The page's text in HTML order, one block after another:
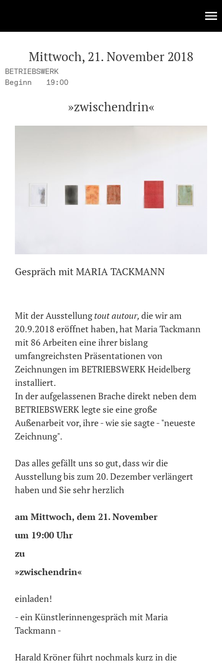
Mittwoch, 21. November 2018
BETRIEBSWERK
Beginn
19:00
»zwischendrin«
Gespräch mit MARIA TACKMANN
Mit der Ausstellungtout autour, die wir am
20.9.2018 eröffnet haben, hat Maria Tackmann
mit 86 Arbeiten eine ihrer bislang
umfangreichsten Präsentationen von
Zeichnungen im BETRIEBSWERK Heidelberg
installiert.
In der aufgelassenen Brache direkt neben dem
BETRIEBSWERK legte sie eine große
Außenarbeit vor, ihre - wie sie sagte - "neueste
Zeichnung".
Das alles gefällt uns so gut, dass wir die
Ausstellung bis zum 20. Dezember verlängert
haben und Sie sehr herzlich
am Mittwoch, dem 21. November
um 19:00 Uhr
zu
»zwischendrin«
einladen!
- ein Künstlerinnengespräch mit Maria
Tackmann -
Harald Kröner führt nochmals kurz in die